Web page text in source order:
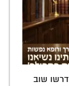
דרשו שוב